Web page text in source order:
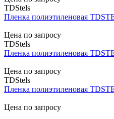
TDStels
Пленка полиэтиленовая
Цена по запросу
TDStels
Пленка полиэтиленовая
Цена по запросу
TDStels
Пленка полиэтиленовая
Цена по запросу